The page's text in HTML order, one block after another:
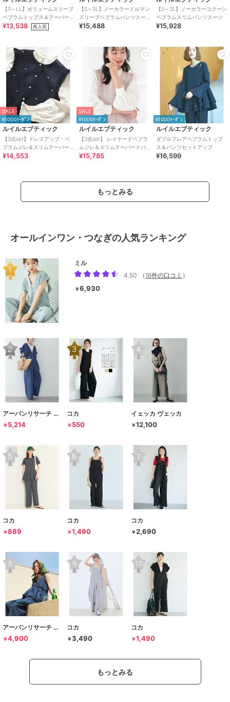
【S～LL】ボリュームスリーブ
ペプラムトップス＆テーパー
ドパンツセットアップ
¥13,538 再入荷
【S～3L】ノーカラードルマン
スリーブペプラムパンツスー
ツ
¥15,488
【S～3L】ノーカラーコクーン
ペプラムスリムパンツスーツ
¥15,928
SALE
¥1000ｸｰﾎﾟﾝ
ルイルエブティック
【3点set】ドレスアップ・ペ
プラムジレ＆スリムテーパー
ドパンツフリルブラウス付き
¥14,553
SALE
¥1000ｸｰﾎﾟﾝ
ルイルエブティック
【3点set】 レイヤードペプラ
ムジレ＆スリムテーパードパ
ンツビジューブラウス付き
¥15,785
¥1000ｸｰﾎﾟﾝ
ルイルエブティック
ダブルフレアペプラムトップ
ス＆パンツセットアップ
¥16,599
もっとみる
オールインワン・つなぎの人気ランキング
ミル
4.50
（ 16件の口コミ ）
￥6,930
アーバンリサーチ サニーレーベル
￥ 5,214
コカ
￥ 550
イェッカ ヴェッカ
￥12,100
コカ
￥889
コカ
￥1,490
コカ
￥2,690
アーバンリサーチ サニーレーベル
￥4,900
コカ
￥3,490
コカ
￥1,490
もっとみる